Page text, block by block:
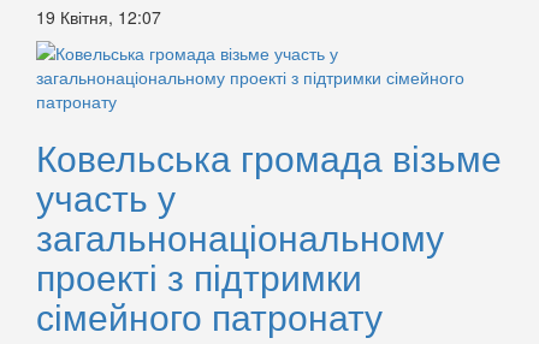
19 Квітня, 12:07
Ковельська громада візьме
участь у
загальнонаціональному
проекті з підтримки
сімейного патронату